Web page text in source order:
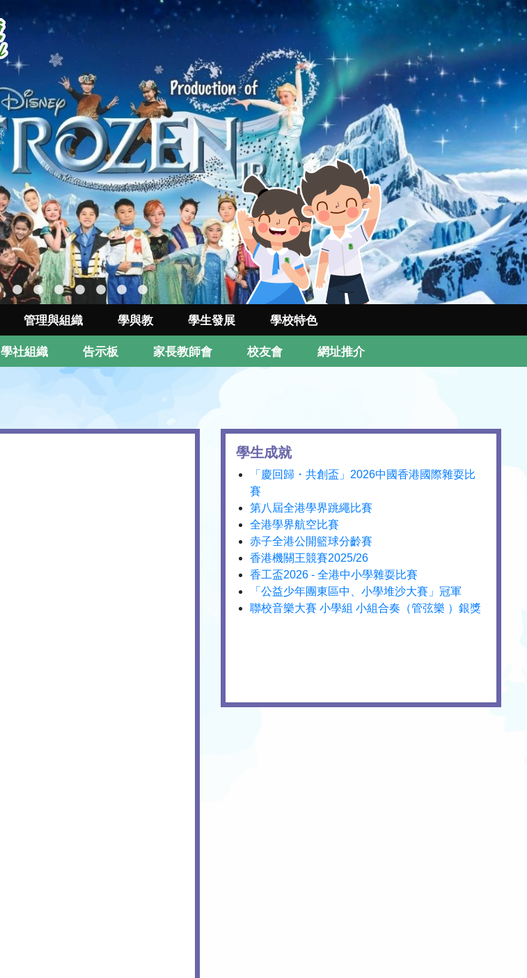
管理與組織 學與教 學生發展 學校特色
學社組織 告示板 家長教師會 校友會 網址推介
學生成就
「慶回歸・共創盃」2026中國香港國際雜耍比
賽
第八屆全港學界跳繩比賽
全港學界航空比賽
赤子全港公開籃球分齡賽
香港機關王競賽2025/26
香工盃2026 - 全港中小學雜耍比賽
「公益少年團東區中、小學堆沙大賽」冠軍
聯校音樂大賽 小學組 小組合奏（管弦樂 ）銀獎